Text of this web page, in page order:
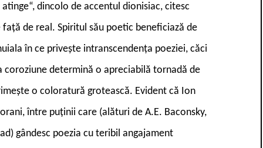
dincolo de accentul dionisiac, citesc
de real. Spiritul său poetic beneficiază de
în ce priveşte intranscendenţa poeziei, căci
coroziune determină o apreciabilă tornadă de
o coloratură grotească. Evident că Ion
între puţinii care (alături de A.E. Baconsky,
gândesc poezia cu teribil angajament